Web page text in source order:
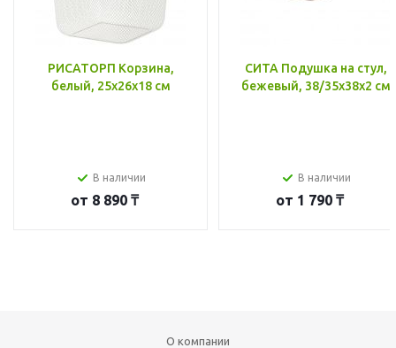
РИСАТОРП Корзина,
белый, 25x26x18 см
В наличии
от 8 890 ₸
СИТА Подушка на стул,
бежевый, 38/35x38x2 см
В наличии
от 1 790 ₸
О компании